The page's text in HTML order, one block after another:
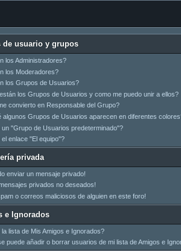
de usuario y grupos
los Administradores?
los Moderadores?
los Grupos de Usuarios?
los Grupos de Usuarios y como me puedo unir a ellos?
convierto en Responsable del Grupo?
algunos Grupos de Usuarios aparecen en diferentes
un "Grupo de Usuarios predeterminado"?
enlace "El equipo"?
privada
enviar un mensaje privado!
privados no deseados!
o correos maliciosos de alguien en este foro!
e Ignorados
lista de Mis Amigos e Ignorados?
puede añadir o borrar usuarios de mi lista de Amigos e